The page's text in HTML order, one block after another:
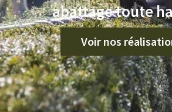
abattage toute
Voir nos